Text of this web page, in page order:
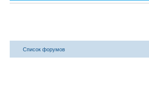
Список форумов